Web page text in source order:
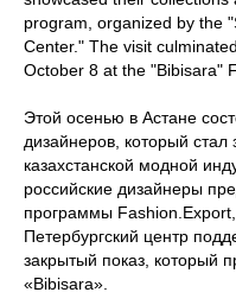
program, organized by the
Center." The visit
October 8 at the "Bibisara"
Этой осенью в Астане
дизайнеров, который
казахстанской модной
российские дизайнеры
программы
Петербургский центр
закрытый показ, который
«Bibisara».